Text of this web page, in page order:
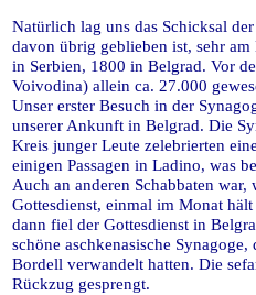
Natürlich lag uns das Schicksal
davon übrig geblieben ist, sehr
in Serbien, 1800 in Belgrad. Vor
Voivodina) allein ca. 27.000
Unser erster Besuch in der
unserer Ankunft in Belgrad. Die
Kreis junger Leute zelebrierten
einigen Passagen in Ladino, was
Auch an anderen Schabbaten
Gottesdienst, einmal im Monat
dann fiel der Gottesdienst in
schöne aschkenasische
Bordell verwandelt hatten. Die
Rückzug gesprengt.